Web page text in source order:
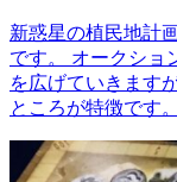
新惑星の植民地計
です。 オークショ
を広げていきます
ところが特徴です